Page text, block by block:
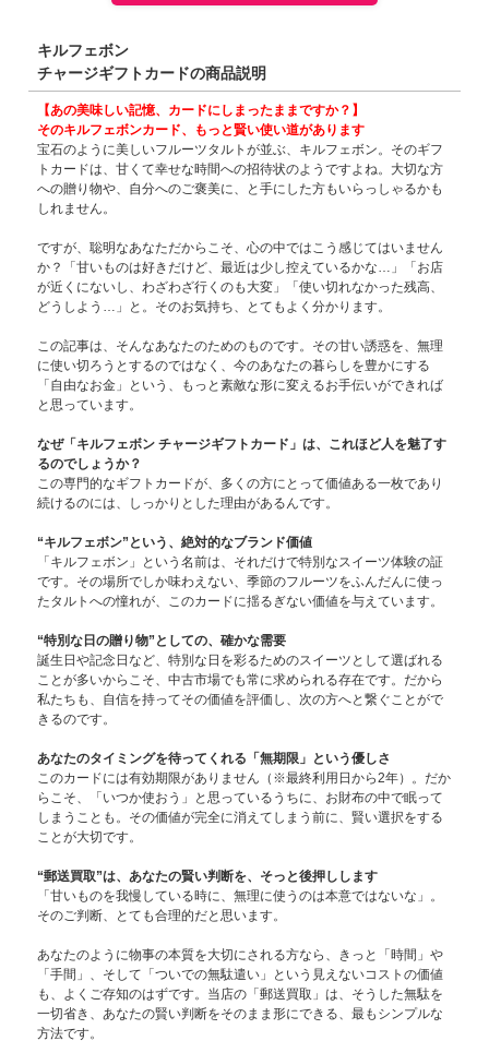
キルフェボン
チャージギフトカードの商品説明
【あの美味しい記憶、カードにしまったままですか？】
そのキルフェボンカード、もっと賢い使い道があります
宝石のように美しいフルーツタルトが並ぶ、キルフェボン。そのギフ
トカードは、甘くて幸せな時間への招待状のようですよね。大切な方
への贈り物や、自分へのご褒美に、と手にした方もいらっしゃるかも
しれません。
ですが、聡明なあなただからこそ、心の中ではこう感じてはいません
か？「甘いものは好きだけど、最近は少し控えているかな…」「お店
が近くにないし、わざわざ行くのも大変」「使い切れなかった残高、
どうしよう…」と。そのお気持ち、とてもよく分かります。
この記事は、そんなあなたのためのものです。その甘い誘惑を、無理
に使い切ろうとするのではなく、今のあなたの暮らしを豊かにする
「自由なお金」という、もっと素敵な形に変えるお手伝いができれば
と思っています。
なぜ「キルフェボン チャージギフトカード」は、これほど人を魅了す
るのでしょうか？
この専門的なギフトカードが、多くの方にとって価値ある一枚であり
続けるのには、しっかりとした理由があるんです。
“キルフェボン”という、絶対的なブランド価値
「キルフェボン」という名前は、それだけで特別なスイーツ体験の証
です。その場所でしか味わえない、季節のフルーツをふんだんに使っ
たタルトへの憧れが、このカードに揺るぎない価値を与えています。
“特別な日の贈り物”としての、確かな需要
誕生日や記念日など、特別な日を彩るためのスイーツとして選ばれる
ことが多いからこそ、中古市場でも常に求められる存在です。だから
私たちも、自信を持ってその価値を評価し、次の方へと繋ぐことがで
きるのです。
あなたのタイミングを待ってくれる「無期限」という優しさ
このカードには有効期限がありません（※最終利用日から2年）。だか
らこそ、「いつか使おう」と思っているうちに、お財布の中で眠って
しまうことも。その価値が完全に消えてしまう前に、賢い選択をする
ことが大切です。
“郵送買取”は、あなたの賢い判断を、そっと後押しします
「甘いものを我慢している時に、無理に使うのは本意ではないな」。
そのご判断、とても合理的だと思います。
あなたのように物事の本質を大切にされる方なら、きっと「時間」や
「手間」、そして「ついでの無駄遣い」という見えないコストの価値
も、よくご存知のはずです。当店の「郵送買取」は、そうした無駄を
一切省き、あなたの賢い判断をそのまま形にできる、最もシンプルな
方法です。